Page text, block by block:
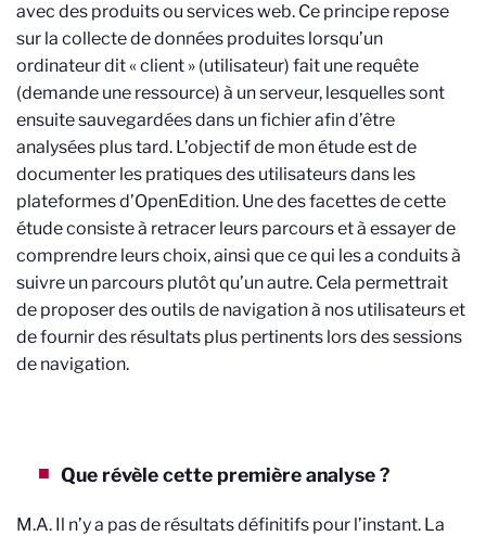
avec des produits ou services web. Ce principe repose
sur la collecte de données produites lorsqu’un
ordinateur dit « client » (utilisateur) fait une requête
(demande une ressource) à un serveur, lesquelles sont
ensuite sauvegardées dans un fichier afin d’être
analysées plus tard. L’objectif de mon étude est de
documenter les pratiques des utilisateurs dans les
plateformes d’OpenEdition. Une des facettes de cette
étude consiste à retracer leurs parcours et à essayer de
comprendre leurs choix, ainsi que ce qui les a conduits à
suivre un parcours plutôt qu’un autre. Cela permettrait
de proposer des outils de navigation à nos utilisateurs et
de fournir des résultats plus pertinents lors des sessions
de navigation.
Que révèle cette première analyse ?
M.A. Il n’y a pas de résultats définitifs pour l’instant. La